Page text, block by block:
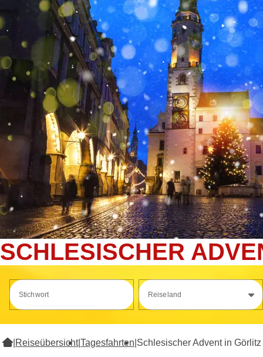
SCHLESISCHER
Stichwort Reiseland
Reiseübersicht|Tagesfahrten Schlesischer Advent in